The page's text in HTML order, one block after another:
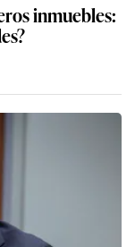
inmuebles: